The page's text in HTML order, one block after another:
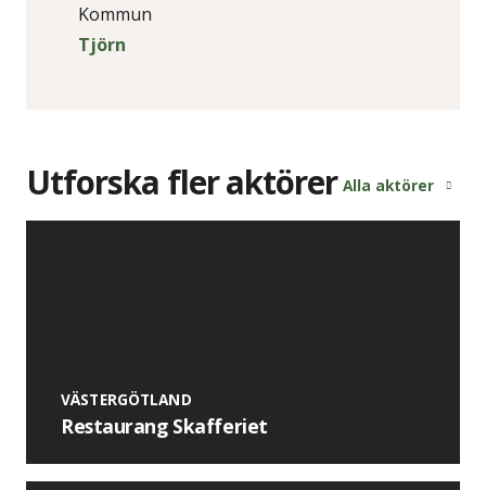
Kommun
Tjörn
Utforska fler aktörer Alla aktörer
VÄSTERGÖTLAND
Restaurang Skafferiet